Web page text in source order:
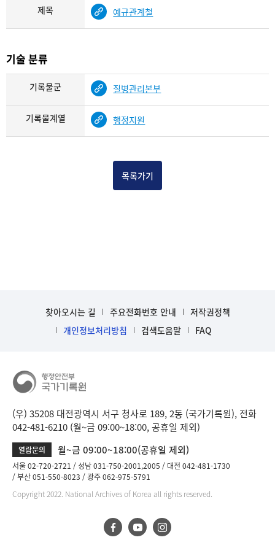
제목 예규관계철
기술 분류
기록물군 질병관리본부
기록물계열 행정지원
목록가기
찾아오시는 길 주요전화번호 안내
저작권정책
개인정보처리방침
검색도움말 FAQ
(우) 35208 대전광역시 서구 청사로 189, 2동 (국가기록원), 전화
042-481-6210 (월~금 09:00~18:00, 공휴일 제외)
열람문의 월~금 09:00~18:00(공휴일 제외)
서울 02-720-2721 성남 031-750-2001,2005
대전 042-481-1730
부산 051-550-8023
광주 062-975-5791
Copyright 2022. National Archives of Korea all rights reserved.